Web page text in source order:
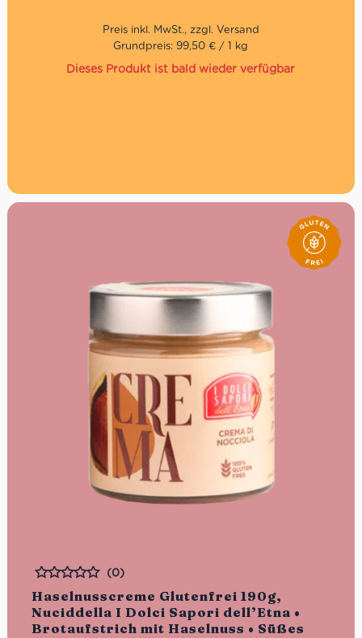
Besonderjeiten: Natürliche Mutterhefe, lange
Teigführung, ohne künstliche Aromen
Wein und Terre Siciliane Zibibbo Likörwein IGP
Grundpreis: 99,50 € / 1 kg
Dieses Produkt ist bald wieder verfügbar
Haselnusscreme Glutenfrei 190g,
Nuciddella I Dolci Sapori dell’Etna •
Brotaufstrich mit Haselnuss • Süßes
Bewertet
(0)